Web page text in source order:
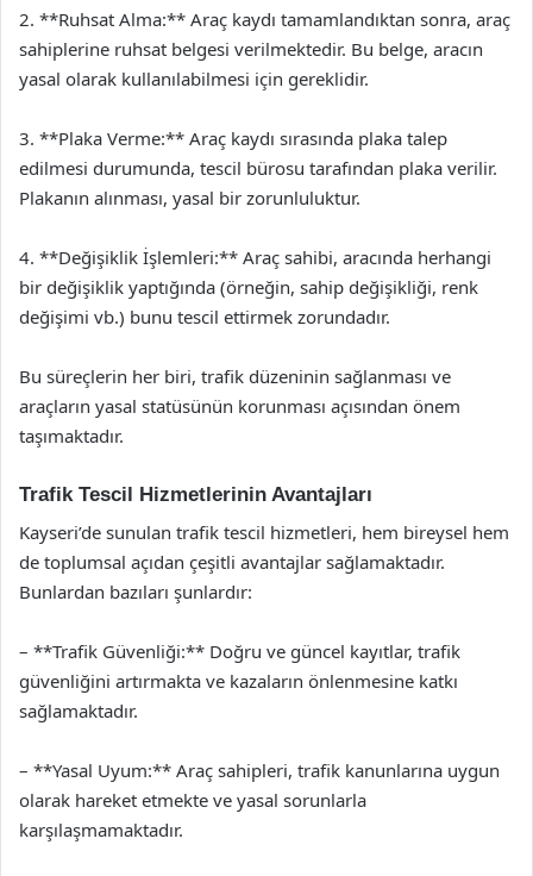
2. **Ruhsat Alma:** Araç kaydı tamamlandıktan sonra, araç
sahiplerine ruhsat belgesi verilmektedir. Bu belge, aracın
yasal olarak kullanılabilmesi için gereklidir.
3. **Plaka Verme:** Araç kaydı sırasında plaka talep
edilmesi durumunda, tescil bürosu tarafından plaka verilir.
Plakanın alınması, yasal bir zorunluluktur.
4. **Değişiklik İşlemleri:** Araç sahibi, aracında herhangi
bir değişiklik yaptığında (örneğin, sahip değişikliği, renk
değişimi vb.) bunu tescil ettirmek zorundadır.
Bu süreçlerin her biri, trafik düzeninin sağlanması ve
araçların yasal statüsünün korunması açısından önem
taşımaktadır.
Trafik Tescil Hizmetlerinin Avantajları
Kayseri’de sunulan trafik tescil hizmetleri, hem bireysel hem
de toplumsal açıdan çeşitli avantajlar sağlamaktadır.
Bunlardan bazıları şunlardır:
– **Trafik Güvenliği:** Doğru ve güncel kayıtlar, trafik
güvenliğini artırmakta ve kazaların önlenmesine katkı
sağlamaktadır.
– **Yasal Uyum:** Araç sahipleri, trafik kanunlarına uygun
olarak hareket etmekte ve yasal sorunlarla
karşılaşmamaktadır.